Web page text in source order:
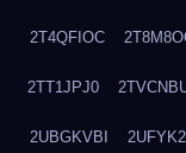
2T4QFIOC
2TT1JPJ0
2UBGKVBI